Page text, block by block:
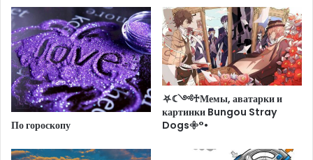
По гороскопу
⛧☾༺♰Мемы, аватарки и
картинки Bungou Stray
Dogs𖧷°•